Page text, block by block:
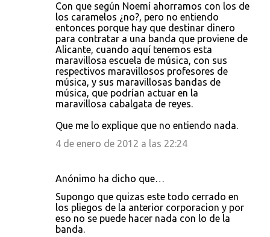
Con que según Noemí ahorramos con los de
los caramelos ¿no?, pero no entiendo
entonces porque hay que destinar dinero
para contratar a una banda que proviene de
Alicante, cuando aquí tenemos esta
maravillosa escuela de música, con sus
respectivos maravillosos profesores de
música, y sus maravillosas bandas de
música, que podrían actuar en la
maravillosa cabalgata de reyes.
Que me lo explique que no entiendo nada.
4 de enero de 2012 a las 22:24
Anónimo ha dicho que…
Supongo que quizas este todo cerrado en
los pliegos de la anterior corporacion y por
eso no se puede hacer nada con lo de la
banda.